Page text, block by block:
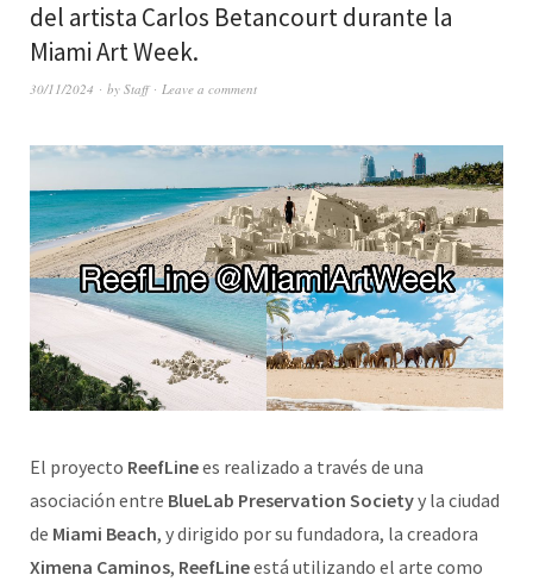
del artista Carlos Betancourt durante la
Miami Art Week.
30/11/2024 by Staff Leave a comment
El proyecto ReefLinees realizado a través de una
asociación entre BlueLab Preservation Societyy la ciudad
de Miami Beach, y dirigido por su fundadora, la creadora
Ximena Caminos, ReefLineestá utilizando el arte como